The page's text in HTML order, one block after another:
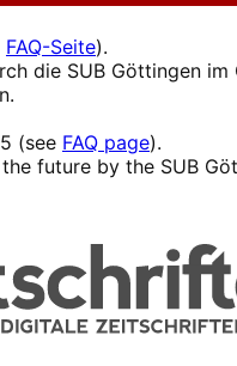
FAQ-Seite).
die SUB Göttingen
(see FAQ page).
future by the SUB